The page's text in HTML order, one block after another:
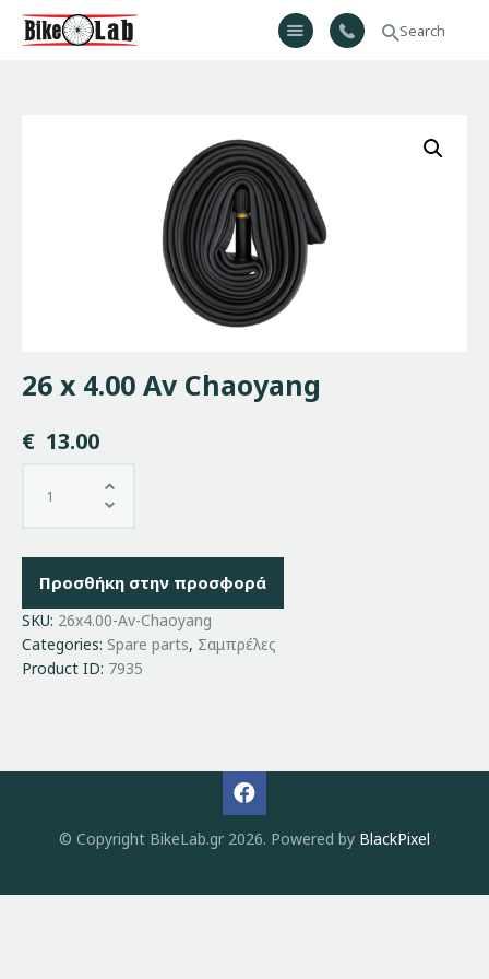
Bikelab
Σχετικά Με Εμάς
Προϊόντα
Υπηρεσίες
Gallery
Επικοινωνία
H λίστα μου
26 x 4.00 Av Chaoyang
€ 13.00
Προσθήκη στην προσφορά
SKU: 26x4.00-Av-Chaoyang
Categories: Spare parts, Σαμπρέλες
Product ID: 7935
© Copyright BikeLab.gr 2026. Powered by BlackPixel